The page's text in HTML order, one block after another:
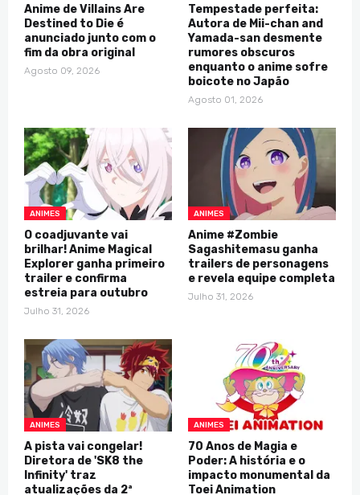
Anime de Villains Are
Destined to Die é
anunciado junto com o
fim da obra original
Agosto 09, 2026
Tempestade perfeita:
Autora de Mii-chan and
Yamada-san desmente
rumores obscuros
enquanto o anime sofre
boicote no Japão
Agosto 01, 2026
ANIMES
O coadjuvante vai
brilhar! Anime Magical
Explorer ganha primeiro
trailer e confirma
estreia para outubro
Julho 31, 2026
ANIMES
Anime #Zombie
Sagashitemasu ganha
trailers de personagens
e revela equipe completa
Julho 31, 2026
ANIMES
A pista vai congelar!
Diretora de 'SK8 the
Infinity' traz
atualizações da 2ª
ANIMES
70 Anos de Magia e
Poder: A história e o
impacto monumental da
Toei Animation